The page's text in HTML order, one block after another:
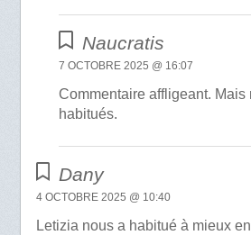
Naucratis
7 OCTOBRE 2025 @ 16:07
Commentaire affligeant. Mais
habitués.
Dany
4 OCTOBRE 2025 @ 10:40
Letizia nous a habitué à mieux